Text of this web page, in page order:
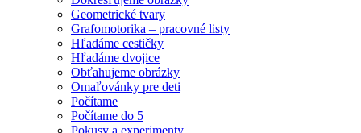
Geometrické tvary
Grafomotorika – pracovné listy
Hľadáme cestičky
Hľadáme dvojice
Obťahujeme obrázky
Omaľovánky pre deti
Počítame
Počítame do 5
Pokusy a experimenty